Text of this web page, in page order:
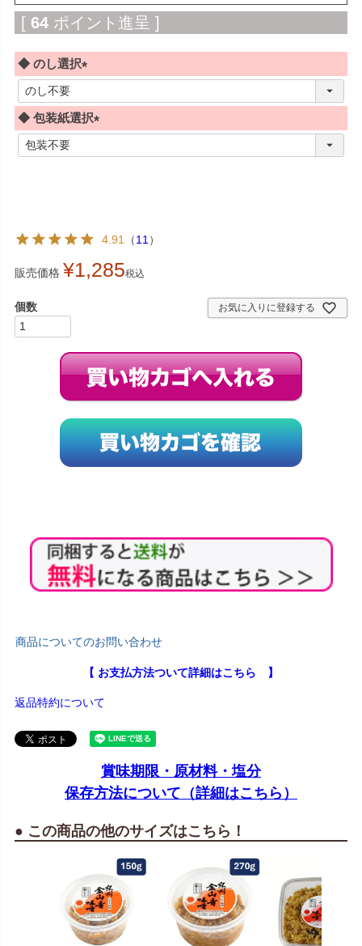
[ 64 ポイント進呈 ]
◆ のし選択
必
須
◆ 包装紙選択
必
4.91 （11 ）
販売価格 ¥1,285税込
お気に入りに登録する
商品についてのお問い合わせ
【 お支払方法ついて詳細はこちら 】
返品特約について
賞味期限・原材料・塩分
保存方法について（詳細はこちら）
● この商品の他のサイズはこちら！